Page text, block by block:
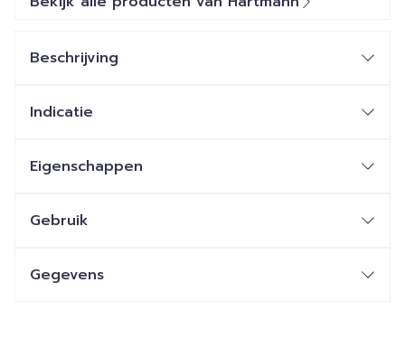
Beschrijving
Indicatie
Eigenschappen
Gebruik
Gegevens